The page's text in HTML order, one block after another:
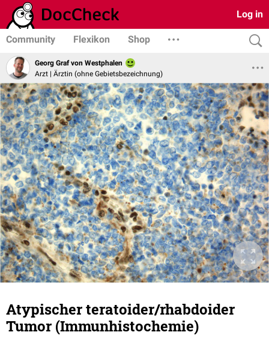
Log in
Community Flexikon Shop
Georg Graf von Westphalen
Arzt | Ärztin (ohne Gebietsbezeichnung)
Atypischer teratoider/rhabdoider
Tumor (Immunhistochemie)